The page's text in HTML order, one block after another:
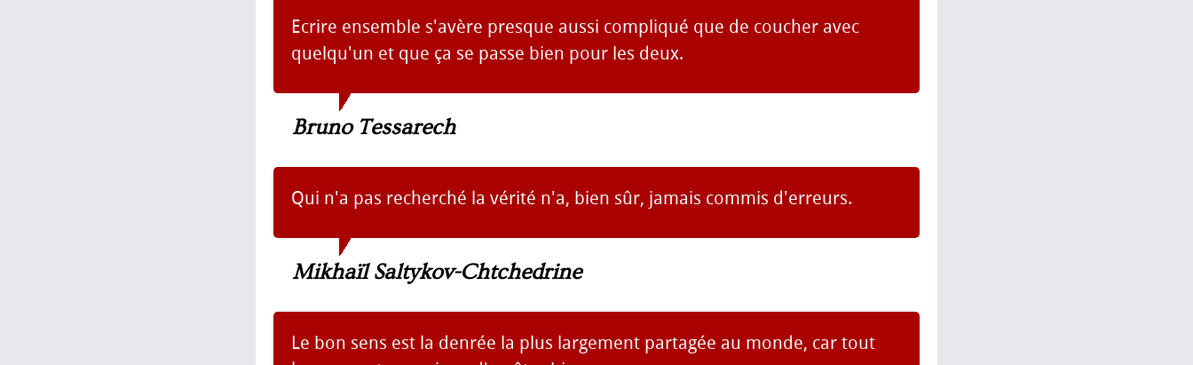
Ecrire ensemble s'avère presque aussi compliqué que de coucher avec
quelqu'un et que ça se passe bien pour les deux.
Bruno Tessarech
Qui n'a pas recherché la vérité n'a, bien sûr, jamais commis d'erreurs.
Mikhaïl Saltykov-Chtchedrine
Le bon sens est la denrée la plus largement partagée au monde, car tout